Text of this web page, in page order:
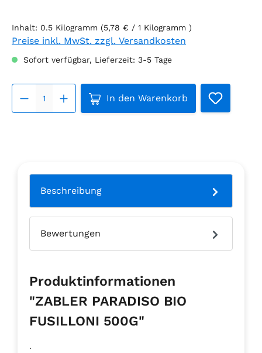
Inhalt: 0.5 Kilogramm (5,78 € / 1 Kilogramm )
Preise inkl. MwSt. zzgl. Versandkosten
Sofort verfügbar, Lieferzeit: 3-5 Tage
Produkt Anzahl: Gib den
In den Warenkorb
Beschreibung
Bewertungen
Produktinformationen
"ZABLER PARADISO BIO
FUSILLONI 500G"
.